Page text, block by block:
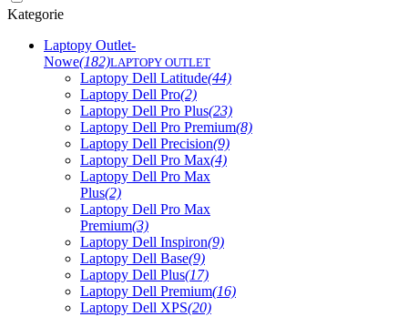
Kategorie
Laptopy Outlet-
Nowe(182)LAPTOPY OUTLET
Laptopy Dell Latitude(44)
Laptopy Dell Pro(2)
Laptopy Dell Pro Plus(23)
Laptopy Dell Pro Premium(8)
Laptopy Dell Precision(9)
Laptopy Dell Pro Max(4)
Laptopy Dell Pro Max
Plus(2)
Laptopy Dell Pro Max
Premium(3)
Laptopy Dell Inspiron(9)
Laptopy Dell Base(9)
Laptopy Dell Plus(17)
Laptopy Dell Premium(16)
Laptopy Dell XPS(20)